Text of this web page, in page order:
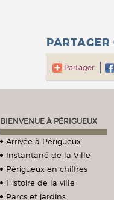
PARTAGER
Partager
BIENVENUE À PÉRIGUEUX
Arrivée à Périgueux
Instantané de la Ville
Périgueux en chiffres
Histoire de la ville
Parcs et jardins